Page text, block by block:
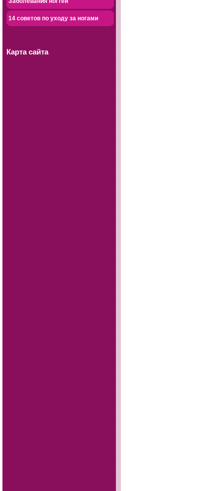
14 советов по уходу за ногами
Карта сайта